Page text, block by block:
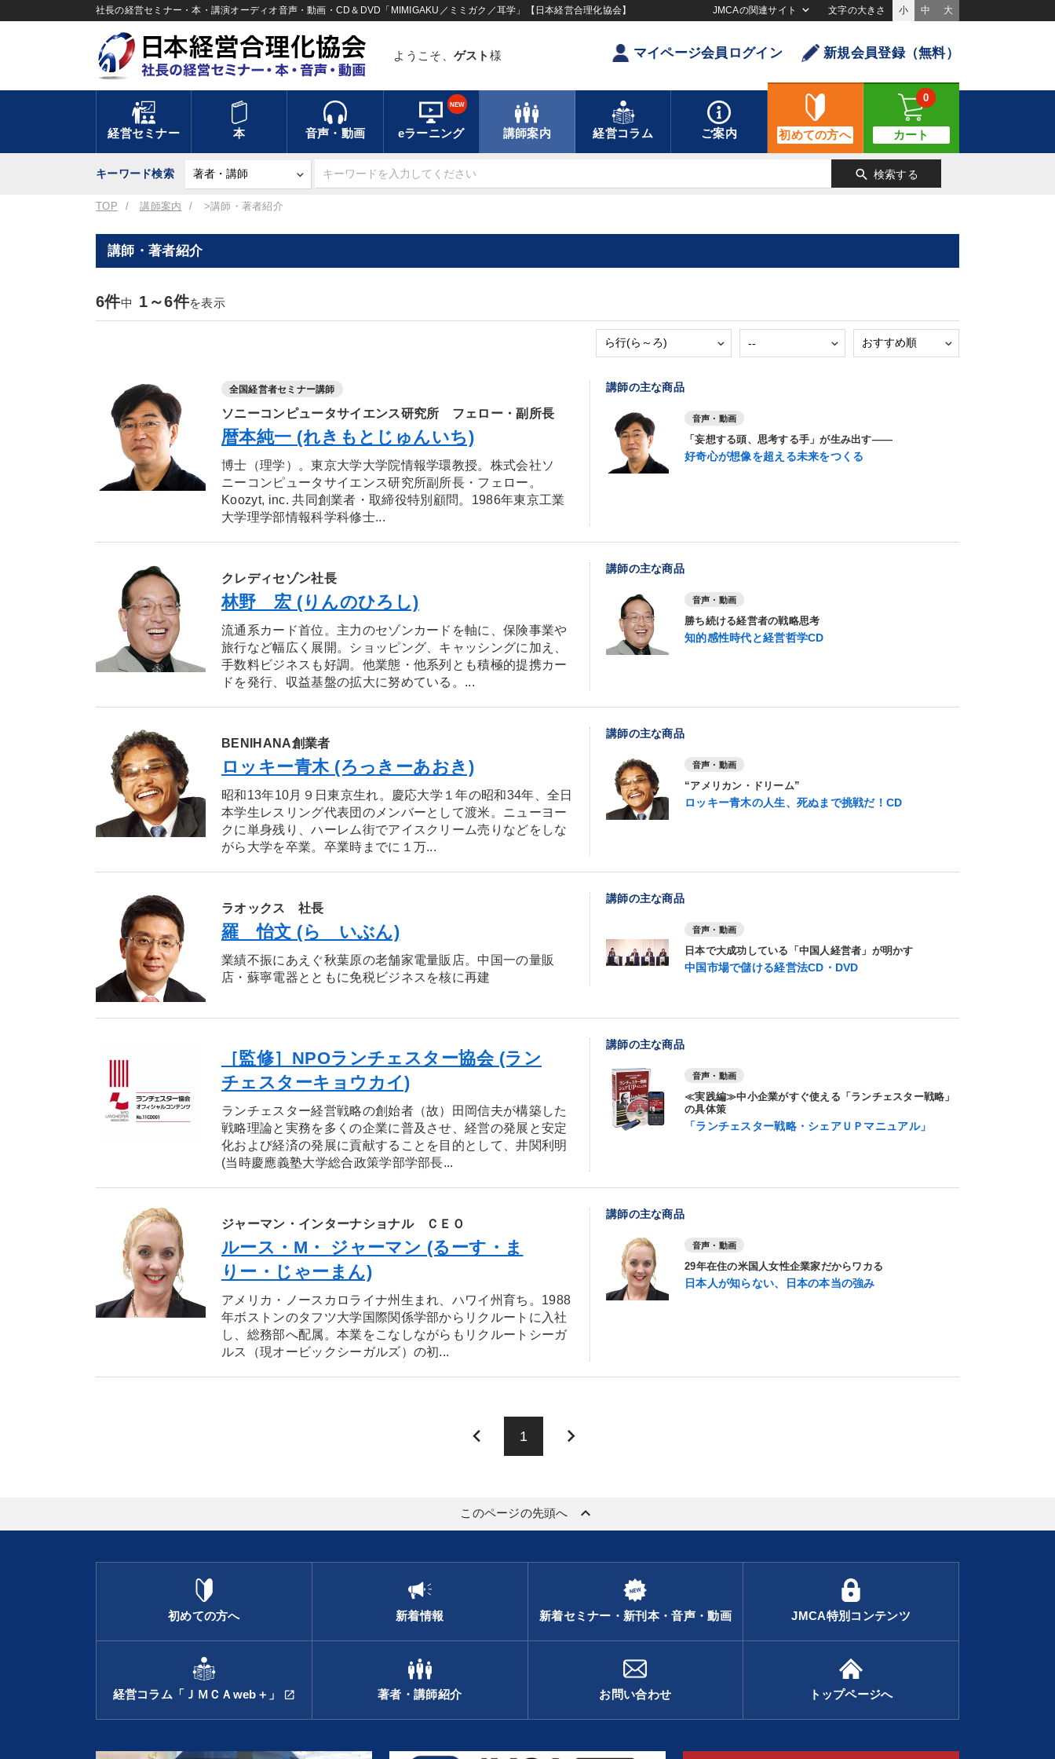
社長の経営セミナー・本・講演オーディオ音声・動画・CD＆DVD「MIMIGAKU／ミミガク／耳学」【日本経営合理化協会】 JMCAの関連サイト 文字の大きさ 小 中 大
ようこそ、 ゲスト 様 マイページ会員ログイン 新規会員登録（無料）
経営セミナー 本 音声・動画 eラーニング
NEW
講師案内 経営コラム ご案内 初めての方へ カート
0
キーワード検索 search 検索する
TOP 講師案内 >講師・著者紹介
講師・著者紹介
6件中 1～6件を表示
講師の主な商品
音声・動画
「妄想する頭、思考する手」が生み出す――
好奇心が想像を超える未来をつくる
全国経営者セミナー講師
ソニーコンピュータサイエンス研究所 フェロー・副所長
暦本純一 (れきもとじゅんいち)
博士（理学）。東京大学大学院情報学環教授。株式会社ソ
ニーコンピュータサイエンス研究所副所長・フェロー。
Koozyt, inc. 共同創業者・取締役特別顧問。1986年東京工業
大学理学部情報科学科修士...
講師の主な商品
音声・動画
勝ち続ける経営者の戦略思考
知的感性時代と経営哲学CD
クレディセゾン社長
林野 宏 (りんのひろし)
流通系カード首位。主力のセゾンカードを軸に、保険事業や
旅行など幅広く展開。ショッピング、キャッシングに加え、
手数料ビジネスも好調。他業態・他系列とも積極的提携カー
ドを発行、収益基盤の拡大に努めている。...
講師の主な商品
音声・動画
“アメリカン・ドリーム”
ロッキー青木の人生、死ぬまで挑戦だ！CD
BENIHANA創業者
ロッキー青木 (ろっきーあおき)
昭和13年10月９日東京生れ。慶応大学１年の昭和34年、全日
本学生レスリング代表団のメンバーとして渡米。ニューヨー
クに単身残り、ハーレム街でアイスクリーム売りなどをしな
がら大学を卒業。卒業時までに１万...
講師の主な商品
音声・動画
日本で大成功している「中国人経営者」が明かす
中国市場で儲ける経営法CD・DVD
ラオックス 社長
羅 怡文 (ら いぶん)
業績不振にあえぐ秋葉原の老舗家電量販店。中国一の量販
店・蘇寧電器とともに免税ビジネスを核に再建
講師の主な商品
音声・動画
≪実践編≫中小企業がすぐ使える「ランチェスター戦略」
の具体策
「ランチェスター戦略・シェアＵＰマニュアル」
［監修］NPOランチェスター協会 (ラン
チェスターキョウカイ)
ランチェスター経営戦略の創始者（故）田岡信夫が構築した
戦略理論と実務を多くの企業に普及させ、経営の発展と安定
化および経済の発展に貢献することを目的として、井関利明
(当時慶應義塾大学総合政策学部学部長...
講師の主な商品
音声・動画
29年在住の米国人女性企業家だからワカる
日本人が知らない、日本の本当の強み
ジャーマン・インターナショナル ＣＥＯ
ルース・M・ ジャーマン (るーす・ま
りー・じゃーまん)
アメリカ・ノースカロライナ州生まれ、ハワイ州育ち。1988
年ボストンのタフツ大学国際関係学部からリクルートに入社
し、総務部へ配属。本業をこなしながらもリクルートシーガ
ルス（現オービックシーガルズ）の初...
keyboard_arrow_left 1 keyboard_arrow_right
このページの先頭へ keyboard_arrow_up
初めての方へ 新着情報 新着セミナー・新刊本・音声・動画 JMCA特別コンテンツ
経営コラム「ＪＭＣＡweb＋」 open_in_new 著者・講師紹介 お問い合わせ トップページへ